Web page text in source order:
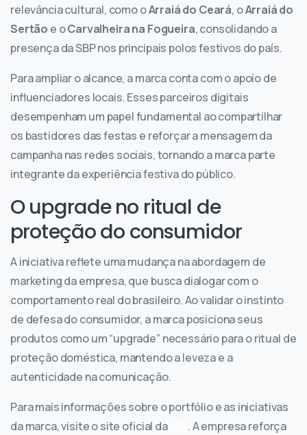
relevância cultural, como oArraiá do Ceará, oArraiá do
Sertão e oCarvalheira na Fogueira, consolidando a
presença da SBP nos principais polos festivos do país.
Para ampliar o alcance, a marca conta com o apoio de
influenciadores locais. Esses parceiros digitais
desempenham um papel fundamental ao compartilhar
os bastidores das festas e reforçar a mensagem da
campanha nas redes sociais, tornando a marca parte
integrante da experiência festiva do público.
O upgrade no ritual de
proteção do consumidor
A iniciativa reflete uma mudança na abordagem de
marketing da empresa, que busca dialogar com o
comportamento real do brasileiro. Ao validar o instinto
de defesa do consumidor, a marca posiciona seus
produtos como um “upgrade” necessário para o ritual de
proteção doméstica, mantendo a leveza e a
autenticidade na comunicação.
Para mais informações sobre o portfólio e as iniciativas
da marca, visite o site oficial da
. A empresa reforça